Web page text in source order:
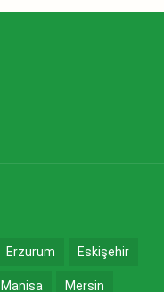
Erzurum Eskişehir
Manisa Mersin